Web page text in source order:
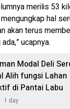
merilis 53
hal
akan terus
ucapnya.
Modal Deli
Alih fungsi Lahan
di Pantai Labu
1 day